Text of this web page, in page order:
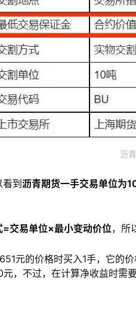
沥
到沥青期货一手交易单位为
交易单位×最小变动价位，所
的价格时买入1手，它的价
，不过，在计算净收益时需要